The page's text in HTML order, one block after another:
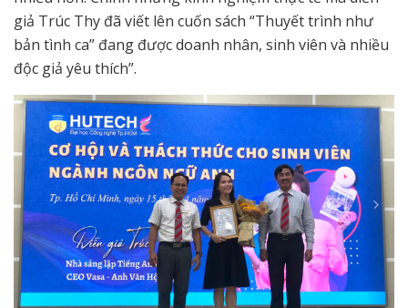
giả Trúc Thy đã viết lên cuốn sách “Thuyết trình như
bản tình ca” đang được doanh nhân, sinh viên và nhiều
độc giả yêu thích”.